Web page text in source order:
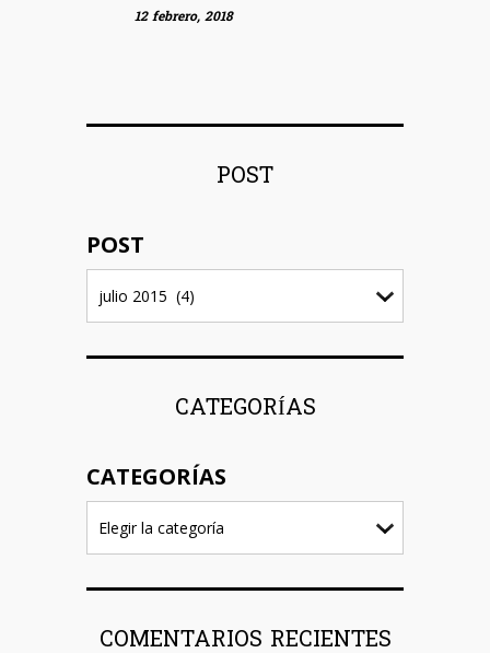
12 febrero, 2018
POST
POST
CATEGORÍAS
CATEGORÍAS
COMENTARIOS RECIENTES